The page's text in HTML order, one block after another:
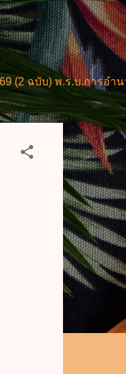
.ร.บ.การอำนวยการค